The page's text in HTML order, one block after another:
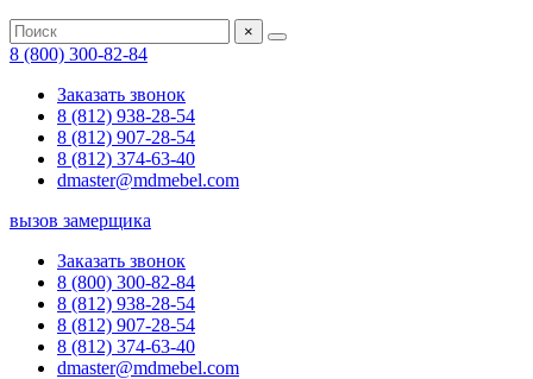
×
8 (800) 300-82-84
Заказать звонок
8 (812) 938-28-54
8 (812) 907-28-54
8 (812) 374-63-40
dmaster@mdmebel.com
вызов замерщика
Заказать звонок
8 (800) 300-82-84
8 (812) 938-28-54
8 (812) 907-28-54
8 (812) 374-63-40
dmaster@mdmebel.com